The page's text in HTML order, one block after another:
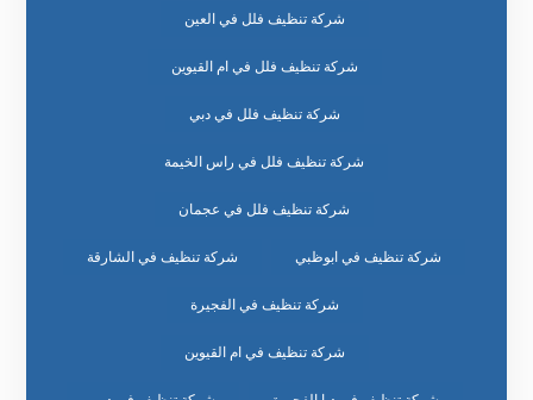
شركة تنظيف فلل في العين
شركة تنظيف فلل في ام القيوين
شركة تنظيف فلل في دبي
شركة تنظيف فلل في راس الخيمة
شركة تنظيف فلل في عجمان
شركة تنظيف في ابوظبي شركة تنظيف في الشارقة
شركة تنظيف في الفجيرة
شركة تنظيف في ام القيوين